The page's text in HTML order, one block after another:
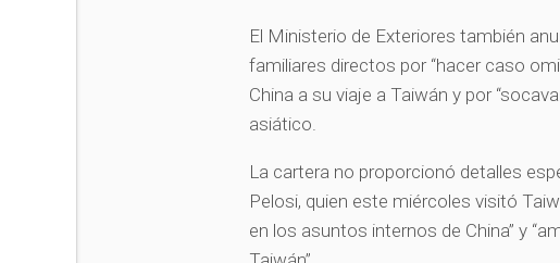
El Ministerio de Exteriores también
familiares directos por “hacer caso
China a su viaje a Taiwán y por
asiático.
La cartera no proporcionó detalles
Pelosi, quien este miércoles visitó
en los asuntos internos de China” y